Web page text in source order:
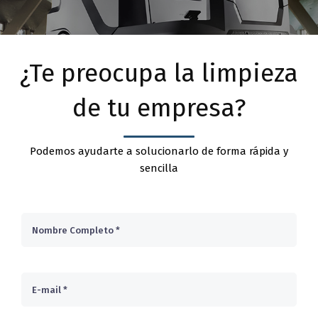
¿Te preocupa la limpieza
de tu empresa?
Podemos ayudarte a solucionarlo de forma rápida y
sencilla